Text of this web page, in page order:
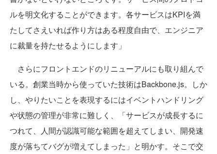
ルを明文化することができます。各サービスはKPIを満
たしてさえいれば作り方はある程度自由で、エンジニア
に裁量を持たせるようにします」
さらにフロントエンドのリニューアルにも取り組んで
いる。創業当時から使っていた技術はBackbone.js。しか
し、やりたいことを表現するにはイベントハンドリング
や状態の管理が非常に難しく、「サービスが成長するに
つれて、人間が認識可能な範囲を超えてしまい、開発速
度が落ちてバグが増えてしまった」と明かす。そこで交